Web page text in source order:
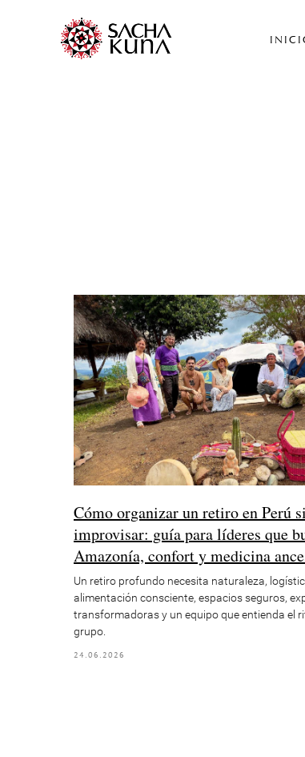
Cómo organizar un retiro en Perú
improvisar: guía para líderes que
Amazonía, confort y medicina
Un retiro profundo necesita naturaleza,
alimentación consciente, espacios seguros,
transformadoras y un equipo que entienda el
grupo.
24.06.2026